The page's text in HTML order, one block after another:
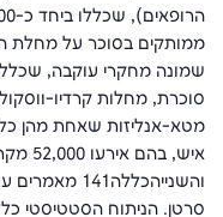
ממותקים בסוכר על מחלת
שמונה מחקרי עוקבה, שכללו כ-310,000 איש.
סוכרת, מחלות קרדיו-
איש,
סרטן. הניתוח הסטטיסטי